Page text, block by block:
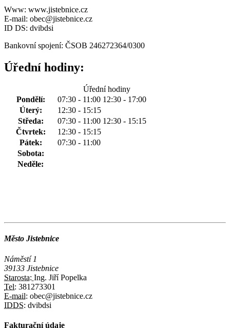
Www: www.jistebnice.cz
E-mail: obec@jistebnice.cz
ID DS: dvibdsi
Bankovní spojení: ČSOB 246272364/0300
Úřední hodiny:
Úřední hodiny
Pondělí:
07:30 - 11:00 12:30 - 17:00
Úterý:
12:30 - 15:15
Středa:
07:30 - 11:00 12:30 - 15:15
Čtvrtek:
12:30 - 15:15
Pátek:
07:30 - 11:00
Sobota:
Neděle:
Město Jistebnice
Náměstí 1
39133 Jistebnice
Starosta: Ing. Jiří Popelka
Tel: 381273301
E-mail: obec@jistebnice.cz
IDDS: dvibdsi
Fakturační údaje